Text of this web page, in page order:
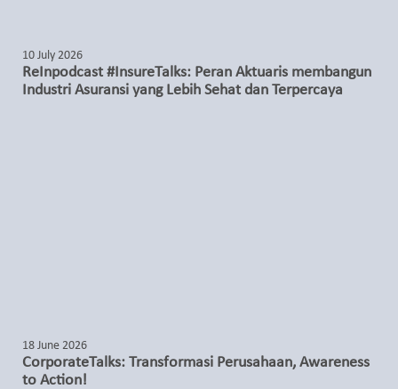
10 July 2026
ReInpodcast #InsureTalks: Peran Aktuaris membangun
Industri Asuransi yang Lebih Sehat dan Terpercaya
18 June 2026
CorporateTalks: Transformasi Perusahaan, Awareness
to Action!